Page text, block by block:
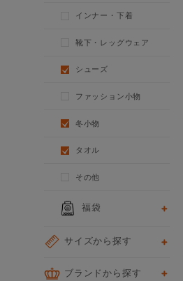
インナー・下着
靴下・レッグウェア
シューズ
ファッション小物
冬小物
タオル
その他
福袋
サイズから探す
ブランドから探す